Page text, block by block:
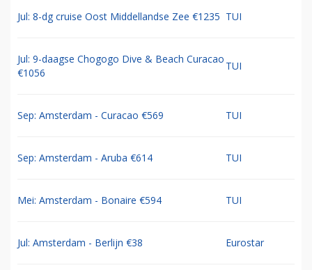
Jul: 8-dg cruise Oost Middellandse Zee €1235 TUI
Jul: 9-daagse Chogogo Dive & Beach Curacao
€1056
TUI
Sep: Amsterdam - Curacao €569 TUI
Sep: Amsterdam - Aruba €614 TUI
Mei: Amsterdam - Bonaire €594 TUI
Jul: Amsterdam - Berlijn €38 Eurostar